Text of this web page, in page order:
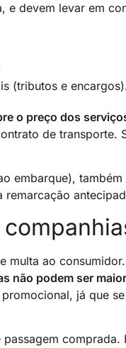
e devem levar em
(tributos e
o preço dos
de transporte.
embarque),
multa ao
não podem ser
já que
comprada.